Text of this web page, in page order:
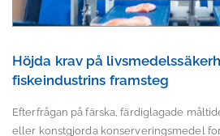
Höjda krav på
fiskeindustrins framsteg
Efterfrågan på färska, färdiglagade
eller konstgjorda konserveringsmedel